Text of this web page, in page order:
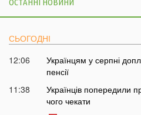
СЬОГОДНІ
12:06
Українцям у серпні
пенсії
11:38
Українців попередили
чого чекати